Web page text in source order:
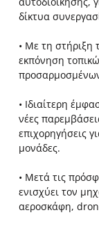
δίκτυα
• Με τη στήριξη
εκπόνηση
• Ιδιαίτερη
νέες
επιχορηγήσεις
μονάδες.
• Μετά τις
ενισχύει τον
αεροσκάφη,